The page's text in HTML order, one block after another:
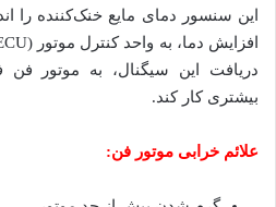
این سنسور دمای مایع خنک‌کننده را
دریافت این سیگنال، به موتور
بیشتری کار کند.
علائم خرابی موتور فن: